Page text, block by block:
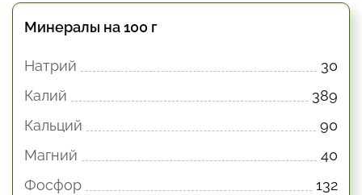
Минералы на 100 г
Натрий
30
Калий
389
Кальций
90
Магний
40
Фосфор
132